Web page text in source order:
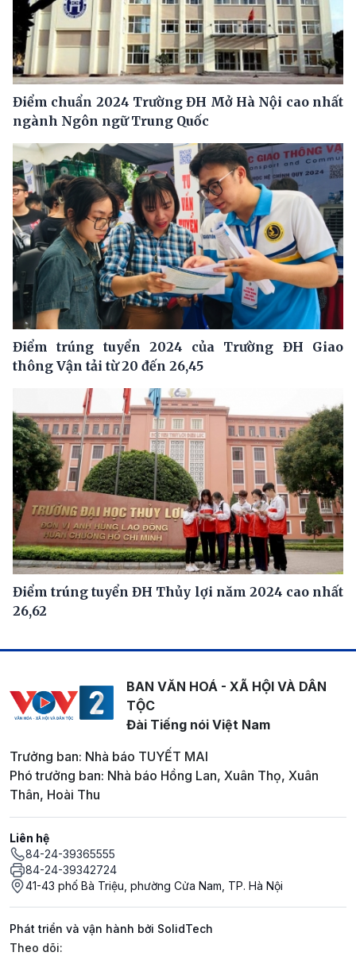
Điểm chuẩn 2024 Trường ĐH Mở Hà Nội cao nhất
ngành Ngôn ngữ Trung Quốc
Điểm trúng tuyển 2024 của Trường ĐH Giao
thông Vận tải từ 20 đến 26,45
Điểm trúng tuyển ĐH Thủy lợi năm 2024 cao nhất
26,62
BAN VĂN HOÁ - XÃ HỘI VÀ DÂN
TỘC
Đài Tiếng nói Việt Nam
Trưởng ban: Nhà báo TUYẾT MAI
Phó trưởng ban: Nhà báo Hồng Lan, Xuân Thọ, Xuân
Thân, Hoài Thu
Liên hệ
84-24-39365555
84-24-39342724
41-43 phố Bà Triệu, phường Cửa Nam, TP. Hà Nội
Phát triển và vận hành bởi SolidTech
Mạng xã hội
Theo dõi: